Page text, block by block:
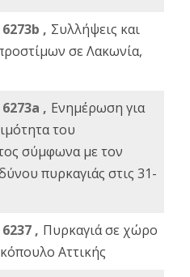
, Συλλήψεις και
σε Λακωνία,
, Ενημέρωση για
του
σύμφωνα με τον
πυρκαγιάς στις 31-
, Πυρκαγιά σε χώρο
Αττικής